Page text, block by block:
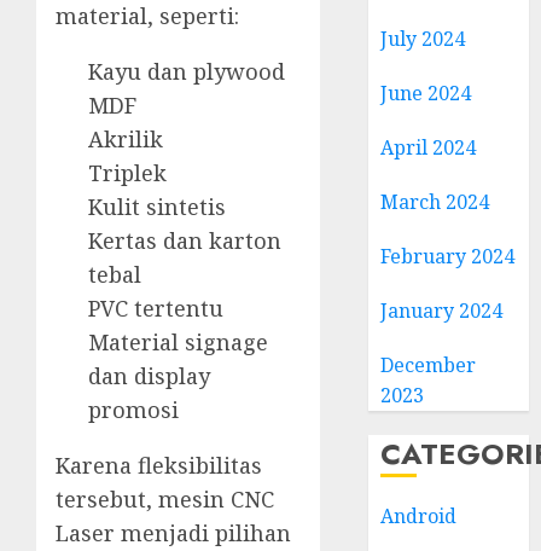
material, seperti:
Kayu dan plywood
MDF
Akrilik
Triplek
Kulit sintetis
Kertas dan karton
tebal
PVC tertentu
Material signage
dan display
promosi
Karena fleksibilitas
tersebut, mesin CNC
Laser menjadi pilihan
July 2024
June 2024
April 2024
March 2024
February 2024
January 2024
December
2023
Android